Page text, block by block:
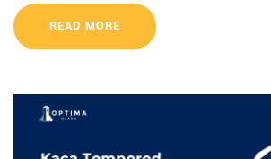
READ MORE